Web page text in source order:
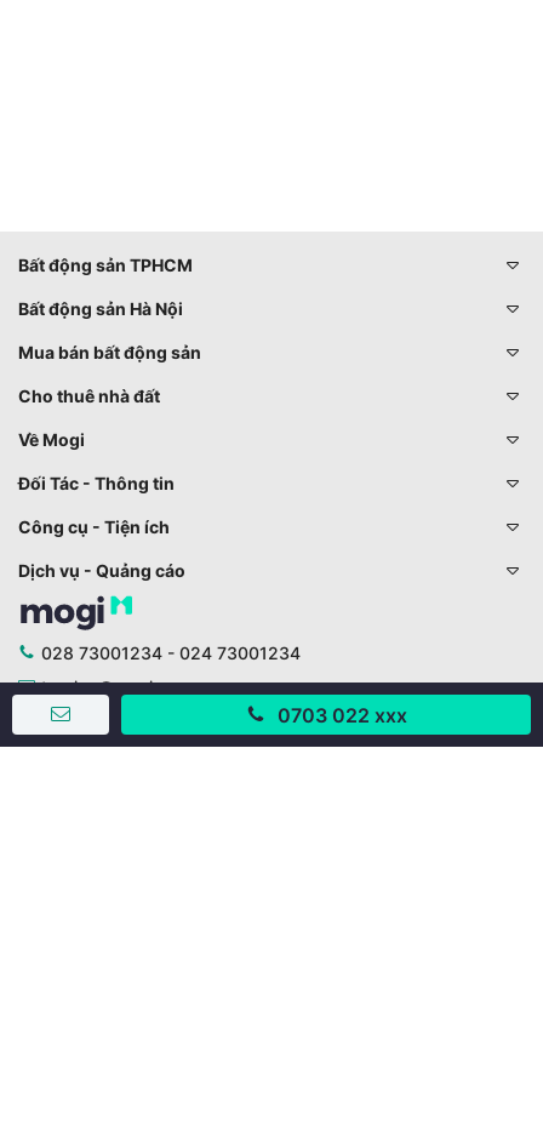
0703 022 xxx
Bất động sản TPHCM
Bất động sản Hà Nội
Mua bán bất động sản
Cho thuê nhà đất
Về Mogi
Đối Tác - Thông tin
Công cụ - Tiện ích
Dịch vụ - Quảng cáo
028 73001234 - 024 73001234
trogiup@mogi.vn